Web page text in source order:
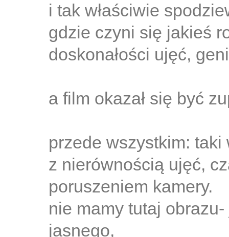
i tak właściwie
gdzie czyni się jakieś
doskonałości ujęć,
a film okazał się być
przede wszystkim: taki
z nierównością ujęć,
poruszeniem kamery.
nie mamy tutaj
jasnego,